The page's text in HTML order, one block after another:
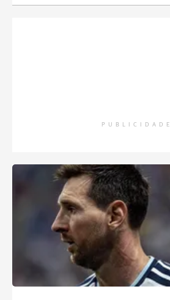
PUBLICIDADE